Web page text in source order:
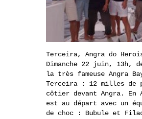
Terceira, Angra do
Dimanche 22 juin, 13h,
la très fameuse Angra
Terceira : 12 milles de
côtier devant Angra. En
est au départ avec un
de choc : Bubule et